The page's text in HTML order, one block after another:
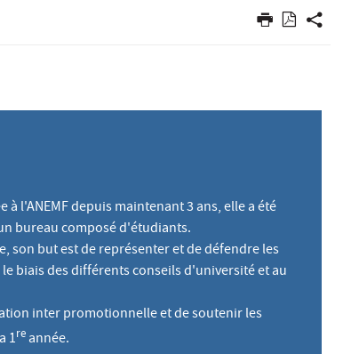
à l'ANEMF depuis maintenant 3 ans, elle a été
bureau composé d'étudiants.
son but est de représenter et de défendre les
biais des différents conseils d'université et au
inter promotionnelle et de soutenir les
1reannée.